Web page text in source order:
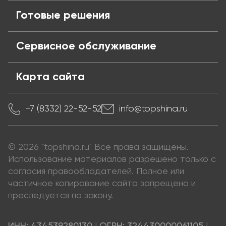
Готовые решения
Сервисное обслуживание
Карта сайта
+7 (8332) 22-52-52 info@topshina.ru
© 2026 "topshina.ru" Все права защищены.
Использование материалов разрешено только с
согласия правообладателей. Полное или
частичное копирование сайта запрещено и
преследуется по закону.